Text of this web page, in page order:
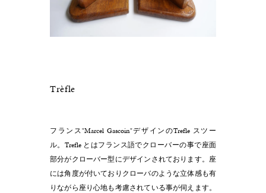
Trèfle
フランス"Marcel Gascoin"デザインのTrefle スツー
ル。Trefle とはフランス語でクローバーの事で座面
部分がクローバー型にデザインされております。座
には角度が付いておりクローバのような立体感も有
りながら座り心地も考慮されている事が伺えます。